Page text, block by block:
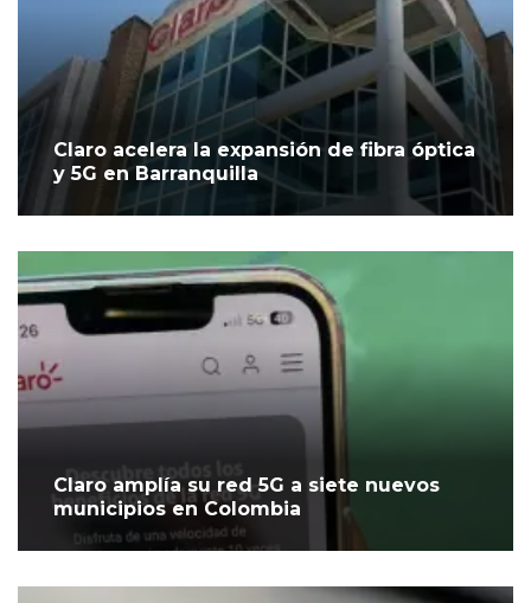
Claro acelera la expansión de fibra óptica
y 5G en Barranquilla
Claro amplía su red 5G a siete nuevos
municipios en Colombia